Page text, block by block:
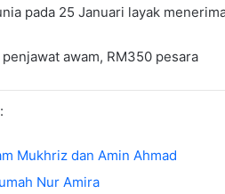
pada 25 Januari layak
awam, RM350 pesara
Mukhriz dan Amin Ahmad
Nur Amira